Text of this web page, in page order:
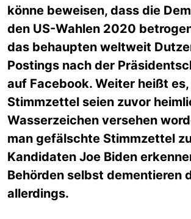
könne beweisen, dass die
den US-Wahlen 2020
das behaupten weltweit
Postings nach der
auf Facebook. Weiter heißt
Stimmzettel seien zuvor
Wasserzeichen versehen
man gefälschte Stimmzettel
Kandidaten Joe Biden
Behörden selbst dementieren
allerdings.